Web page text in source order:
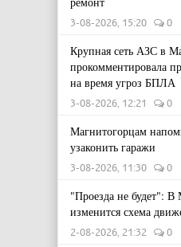
3-08-2026, 15:20 0
Крупная сеть АЗС в
прокомментировала
на время угроз БПЛА
3-08-2026, 12:21 0
Магнитогорцам
узаконить гаражи
3-08-2026, 11:30 0
"Проезда не будет": В
изменится схема
2-08-2026, 21:32 0